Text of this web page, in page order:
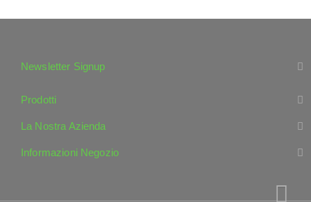
Newsletter Signup
Prodotti
La Nostra Azienda
Informazioni Negozio